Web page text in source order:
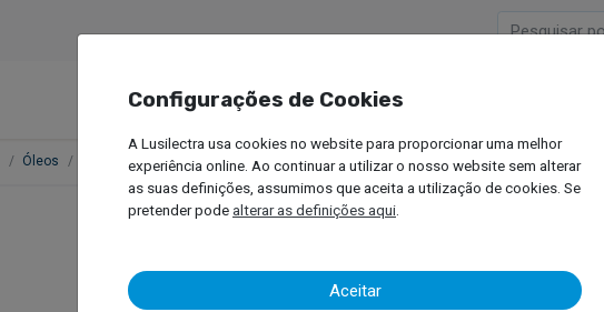
Empresa
Óleos Aparadeira de Fossa
Aparadeira
Configurações de Cookies
A Lusilectra usa cookies no website para proporcionar uma melhor
experiência online. Ao continuar a utilizar o nosso website sem alterar
as suas definições, assumimos que aceita a utilização de cookies. Se
pretender podealterar as definições aqui
Aceitar